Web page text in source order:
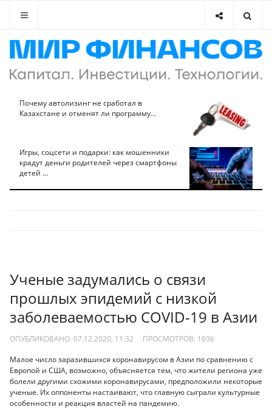
Почему автолизинг не сработал в
Казахстане и отменят ли программу...
Игры, соцсети и подарки: как мошенники
крадут деньги родителей через смартфоны
детей ...
Ученые задумались о связи
прошлых эпидемий с низкой
заболеваемостью COVID-19 в Азии
ОПУБЛИКОВАНО: 07.12.2020, 11:32 ПРОСМОТРОВ: 1036
Малое число заразившихся коронавирусом в Азии по сравнению с
Европой и США, возможно, объясняется тем, что жители региона уже
болели другими схожими коронавирусами, предположили некоторые
ученые. Их оппоненты настаивают, что главную сыграли культурные
особенности и реакция властей на пандемию.